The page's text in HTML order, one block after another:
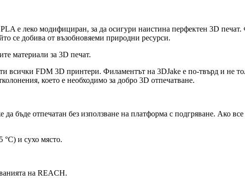
е леко модифициран, за да осигури наистина перфектен 3D
се добива от възобновяеми природни ресурси.
материали за 3D печат.
всички FDM 3D принтери. Филаментът на 3DJake е по-твърд и не
което е необходимо за добро 3D отпечатване.
бъде отпечатан без използване на платформа с подгряване. Ако все
°C) и сухо място.
на REACH.